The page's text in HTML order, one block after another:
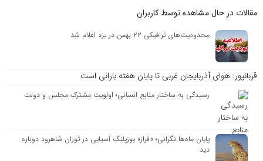
مقالات در حال مشاهده توسط کاربران
محدودیت‌های ترافیکی ۲۲ بهمن در یزد اعلام شد
قربانپور: هوای آذربایجان غربی تا پایان هفته بارانی است
رسیدگی به ساختار منابع انسانی؛ اولویت مشترک مجلس و دولت
پایان ماه‌ها نگرانی؛ «فراز» یوزپلنگ آسیایی در توران شاهرود دوباره
دید